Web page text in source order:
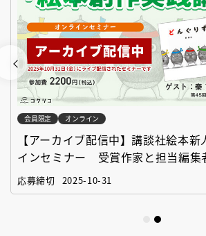
会員限定 オンライン
【アーカイブ配信中】講談社絵本新
インセミナー 受賞作家と担当編集
「絵本創作実践講座」
応募締切 2025-10-31